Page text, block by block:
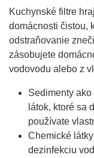
Kuchynské filtre
domácnosti čistou,
odstraňovanie
zásobujete
vodovodu alebo z
Sedimenty
látok, ktoré sa
používate
Chemické
dezinfekciu